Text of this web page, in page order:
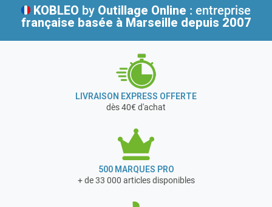
KOBLEO by Outillage Online : entreprise
française basée à Marseille depuis 2007
LIVRAISON EXPRESS OFFERTE
dès 40€ d'achat
500 MARQUES PRO
+ de 33 000 articles disponibles